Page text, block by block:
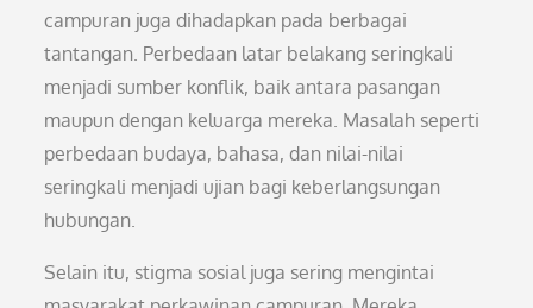
campuran juga dihadapkan pada berbagai
tantangan. Perbedaan latar belakang seringkali
menjadi sumber konflik, baik antara pasangan
maupun dengan keluarga mereka. Masalah seperti
perbedaan budaya, bahasa, dan nilai-nilai
seringkali menjadi ujian bagi keberlangsungan
hubungan.
Selain itu, stigma sosial juga sering mengintai